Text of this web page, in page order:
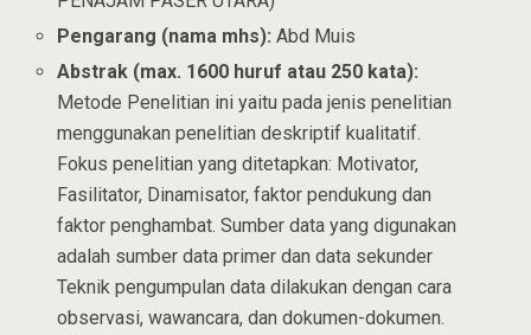
Pengarang (nama mhs): Abd Muis
Abstrak (max. 1600 huruf atau 250 kata):
Metode Penelitian ini yaitu pada jenis penelitian
menggunakan penelitian deskriptif kualitatif.
Fokus penelitian yang ditetapkan: Motivator,
Fasilitator, Dinamisator, faktor pendukung dan
faktor penghambat. Sumber data yang digunakan
adalah sumber data primer dan data sekunder
Teknik pengumpulan data dilakukan dengan cara
observasi, wawancara, dan dokumen-dokumen.